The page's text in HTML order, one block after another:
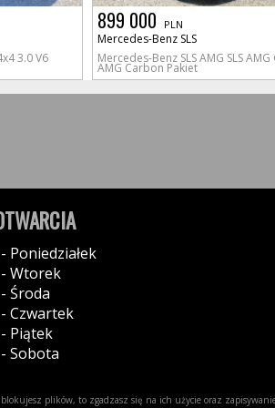
3.0 V6
899 000 PLN
Mercedes-Benz SLS
Mercedes-Benz SLS AMG SLS
AMG Carbon Pakiet
Poniedziałek
Wtorek
Środa
Czwartek
Piątek
Sobota
plików, to zgadzasz się na ich użycie oraz